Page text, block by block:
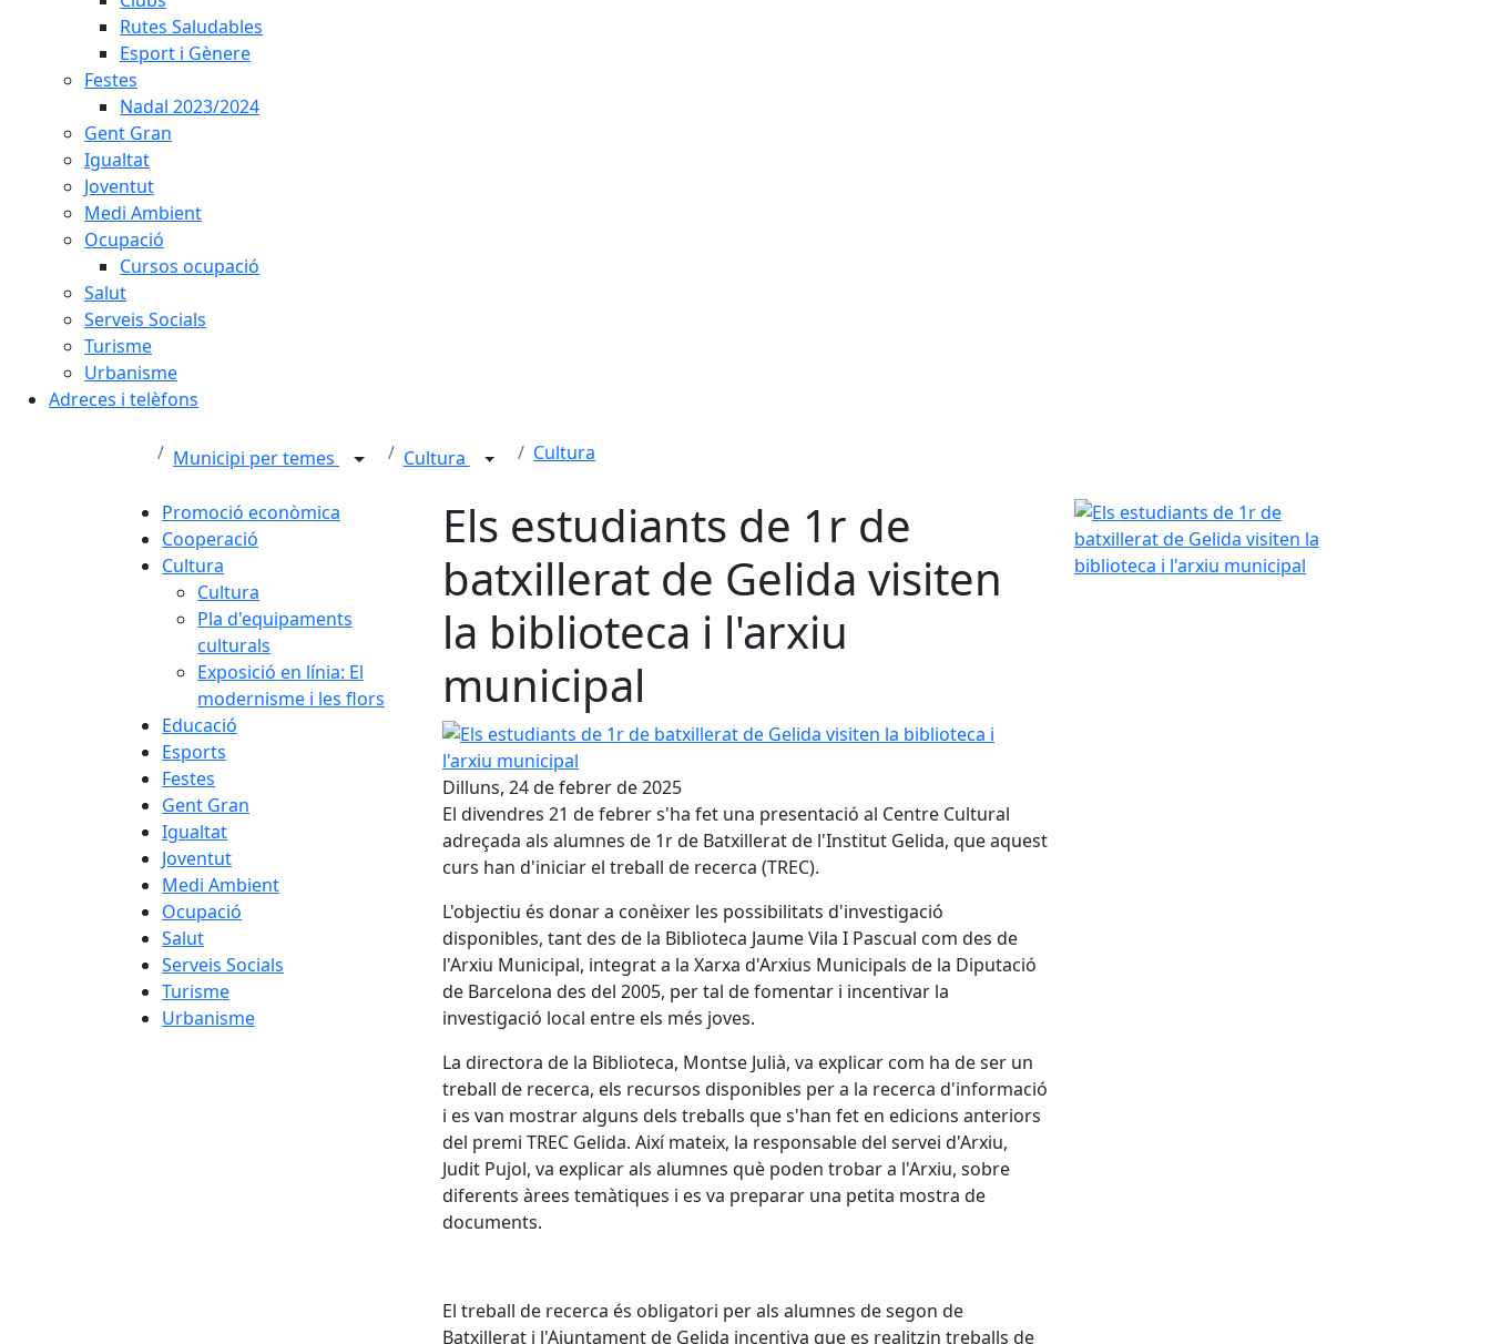
Rutes Saludables
Esport i Gènere
Festes
Nadal 2023/2024
Gent Gran
Igualtat
Joventut
Medi Ambient
Ocupació
Cursos ocupació
Salut
Serveis Socials
Turisme
Urbanisme
Adreces i telèfons
Municipi per temes Cultura Cultura
Promoció econòmica
Cooperació
Cultura
Cultura
Pla d'equipaments
culturals
Exposició en línia: El
modernisme i les flors
Educació
Esports
Festes
Gent Gran
Igualtat
Joventut
Medi Ambient
Ocupació
Salut
Serveis Socials
Turisme
Urbanisme
Els estudiants de 1r de
batxillerat de Gelida visiten
la biblioteca i l'arxiu
municipal
Els estudiants de 1r de batxillerat de Gelida visiten la biblioteca i l'arxiu municipal
Dilluns, 24 de febrer de 2025
El divendres 21 de febrer s'ha fet una presentació al Centre Cultural
adreçada als alumnes de 1r de Batxillerat de l'Institut Gelida, que aquest
curs han d'iniciar el treball de recerca (TREC).
L'objectiu és donar a conèixer les possibilitats d'investigació
disponibles, tant des de la Biblioteca Jaume Vila I Pascual com des de
l'Arxiu Municipal, integrat a la Xarxa d'Arxius Municipals de la Diputació
de Barcelona des del 2005, per tal de fomentar i incentivar la
investigació local entre els més joves.
La directora de la Biblioteca, Montse Julià, va explicar com ha de ser un
treball de recerca, els recursos disponibles per a la recerca d'informació
i es van mostrar alguns dels treballs que s'han fet en edicions anteriors
del premi TREC Gelida. Així mateix, la responsable del servei d'Arxiu,
Judit Pujol, va explicar als alumnes què poden trobar a l'Arxiu, sobre
diferents àrees temàtiques i es va preparar una petita mostra de
documents.
El treball de recerca és obligatori per als alumnes de segon de
Batxillerat i l'Ajuntament de Gelida incentiva que es realitzin treballs de
Els estudiants de 1r de batxillerat de Gelida